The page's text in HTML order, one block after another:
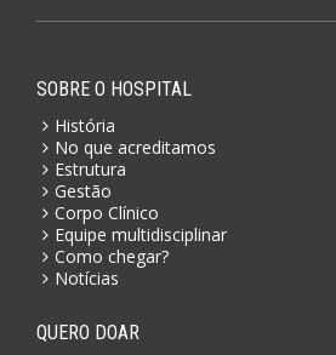
SOBRE O HOSPITAL
História
No que acreditamos
Estrutura
Gestão
Corpo Clínico
Equipe multidisciplinar
Como chegar?
Notícias
QUERO DOAR